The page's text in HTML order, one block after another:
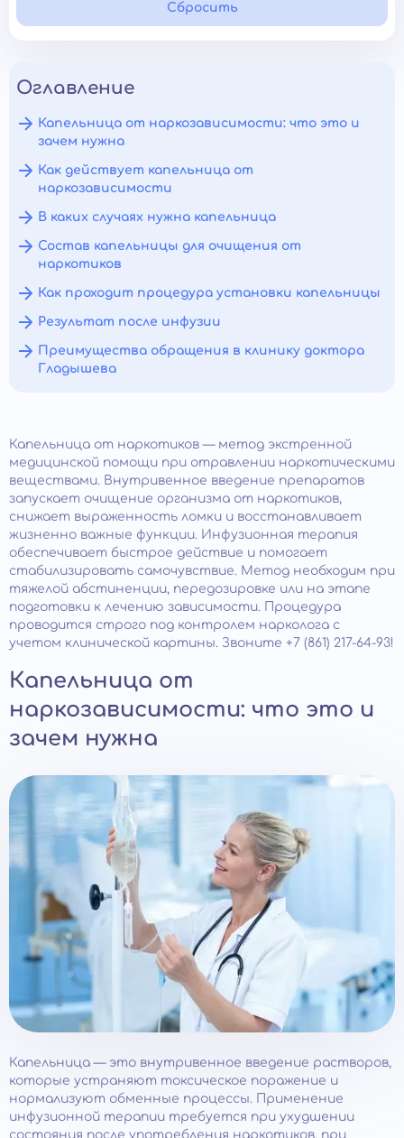
Сбросить
Оглавление
Капельница от наркозависимости: что это и
зачем нужна
Как действует капельница от
наркозависимости
В каких случаях нужна капельница
Состав капельницы для очищения от
наркотиков
Как проходит процедура установки капельницы
Результат после инфузии
Преимущества обращения в клинику доктора
Гладышева
Капельница от наркотиков — метод экстренной
медицинской помощи при отравлении наркотическими
веществами. Внутривенное введение препаратов
запускает очищение организма от наркотиков,
снижает выраженность ломки и восстанавливает
жизненно важные функции. Инфузионная терапия
обеспечивает быстрое действие и помогает
стабилизировать самочувствие. Метод необходим при
тяжелой абстиненции, передозировке или на этапе
подготовки к лечению зависимости. Процедура
проводится строго под контролем нарколога с
учетом клинической картины. Звоните +7 (861) 217-64-93!
Капельница от
наркозависимости: что это и
зачем нужна
Капельница — это внутривенное введение растворов,
которые устраняют токсическое поражение и
нормализуют обменные процессы. Применение
инфузионной терапии требуется при ухудшении
состояния после употребления наркотиков, при